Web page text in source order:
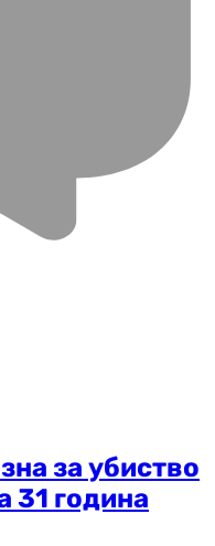
за убиство
31 година